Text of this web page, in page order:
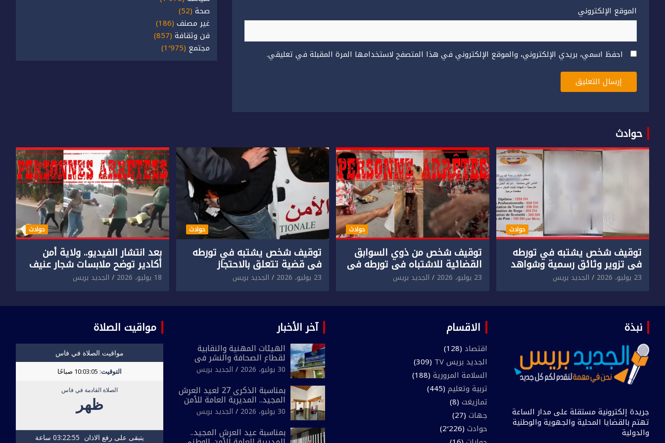
الموقع الإلكتروني
احفظ اسمي، بريدي الإلكتروني، والموقع الإلكتروني في هذا المتصفح لاستخدامها المرة المقبلة في تعليقي.
صحة (52)
غير مصنف (186)
فن وثقافة (857)
مجتمع (1٬975)
حوادث
حوادث
توقيف شخص يشتبه في تورطه
في تزوير وثائق رسمية وشواهد
دراسية وعرضها للبيع بمقابل
مادي.
23 يوليو، 2026 الجديد بريس
حوادث
توقيف شخص من ذوي السوابق
القضائية للاشتباه في تورطه في
الابتزاز المقرون باعتداء جسدي
في حق سائح أجنبي.
23 يوليو، 2026 الجديد بريس
حوادث
توقيف شخص يشتبه في تورطه
في قضية تتعلق بالاحتجاز
المقرون بارتكاب اعتداء جنسي
ومحاولة إضرام النار عمدا.
23 يوليو، 2026 الجديد بريس
حوادث
بعد انتشار الفيديو.. ولاية أمن
أكادير توضح ملابسات شجار عنيف
بين سائق وسيدتين
18 يوليو، 2026 الجديد بريس
نبذة
جريدة إلكترونية مستقلة على مدار الساعة
تهتم بالقضايا المحلية والجهوية والوطنية
والدولية
الاقسام
اقتصاد (128)
الجديد بريس TV
(309)
السلامة المرورية (188)
تربية وتعليم (445)
تمازيغت (8)
جهات (27)
حوادث (2٬226)
آخر الأخبار
الهيئات المهنية والنقابية
لقطاع الصحافة والنشر في
المغرب تعلن رفضها القاطع
لـ”أي أجندة انتخابية مُعدة على
مقاس سياسي ومصلحي ضيق”
30 يوليو، 2026 الجديد بريس
بمناسبة الذكرى 27 لعيد العرش
المجيد.. المديرية العامة للأمن
الوطني تفتتح المقر الجديد
لفرقة الشرطة السياحية بفاس
30 يوليو، 2026 الجديد بريس
بمناسبة عيد العرش المجيد..
مواقيت الصلاة